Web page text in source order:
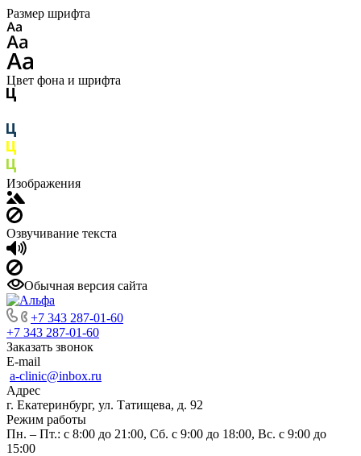
Размер шрифта
Цвет фона и шрифта
Изображения
Озвучивание текста
Обычная версия сайта
+7 343 287-01-60
+7 343 287-01-60
Заказать звонок
E-mail
a-clinic@inbox.ru
Адрес
г. Екатеринбург, ул. Татищева, д. 92
Режим работы
Пн. – Пт.: с 8:00 до 21:00, Сб. с 9:00 до 18:00, Вс. с 9:00 до
15:00